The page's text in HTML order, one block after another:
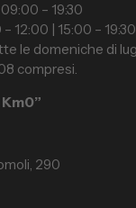
– 19:30
12:00 | 15:00 – 19:30
le domeniche di
compresi.
290